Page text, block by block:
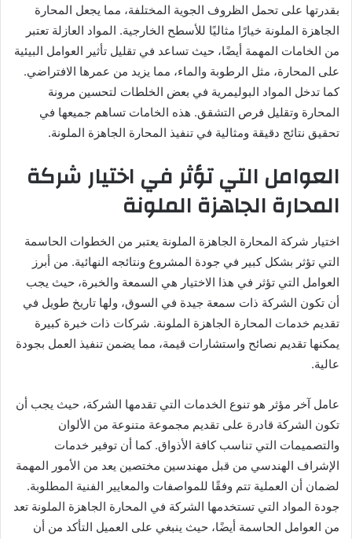
بقدرتها على تحمل الظروف الجوية المختلفة، مما يجعل المحارة
الجاهزة الملونة خيارًا مثاليًا للأسطح الخارجية. المواد العازلة تعتبر
من الخامات المهمة أيضًا، حيث تساعد في تقليل تأثير العوامل البيئية
على المحارة، مثل الرطوبة والماء، مما يزيد من عمرها الافتراضي.
كما تدخل المواد البوليمرية في بعض الخلطات لتحسين مرونة
المحارة وتقليل فرص التشقق. هذه الخامات تساهم جميعها في
تحقيق نتائج دقيقة ومثالية في تنفيذ المحارة الجاهزة الملونة.
العوامل التي تؤثر في اختيار شركة
المحارة الجاهزة الملونة
اختيار شركة المحارة الجاهزة الملونة يعتبر من الخطوات الحاسمة
التي تؤثر بشكل كبير في جودة المشروع ونتائجه النهائية. من أبرز
العوامل التي تؤثر في هذا الاختيار هي السمعة والخبرة، حيث يجب
أن تكون الشركة ذات سمعة جيدة في السوق، ولها تاريخ طويل في
تقديم خدمات المحارة الجاهزة الملونة. شركات ذات خبرة كبيرة
يمكنها تقديم نصائح واستشارات قيمة، مما يضمن تنفيذ العمل بجودة
عالية.
عامل آخر مؤثر هو تنوع الخدمات التي تقدمها الشركة، حيث يجب أن
تكون الشركة قادرة على تقديم مجموعة متنوعة من الألوان
والتصميمات التي تناسب كافة الأذواق. كما أن توفير خدمات
الإشراف الهندسي من قبل مهندسين مختصين يعد من الأمور المهمة
لضمان أن العملية تتم وفقًا للمواصفات والمعايير الفنية المطلوبة.
جودة المواد التي تستخدمها الشركة في المحارة الجاهزة الملونة تعد
من العوامل الحاسمة أيضًا، حيث ينبغي على العميل التأكد من أن